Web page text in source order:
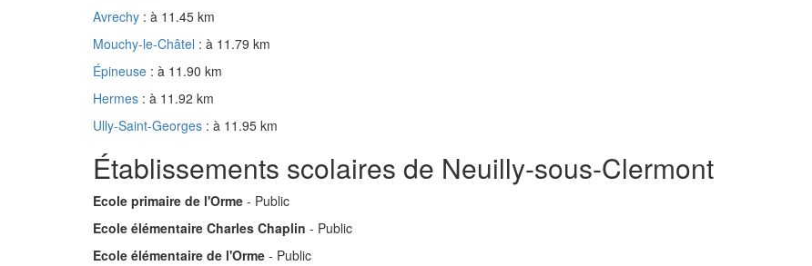
Avrechy : à 11.45 km
Mouchy-le-Châtel : à 11.79 km
Épineuse : à 11.90 km
Hermes : à 11.92 km
Ully-Saint-Georges : à 11.95 km
Établissements scolaires de Neuilly-sous-Clermont
Ecole primaire de l'Orme - Public
Ecole élémentaire Charles Chaplin - Public
Ecole élémentaire de l'Orme - Public